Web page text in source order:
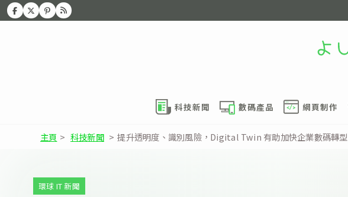
科技新聞 數碼產品 網頁制作
主頁 > 科技新聞 > 提升透明度、識別風險，Digital Twin 有助加快企業數碼轉型
環球 IT 新聞